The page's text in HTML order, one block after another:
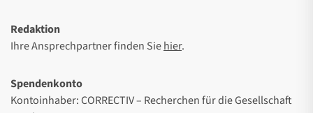
Redaktion
Ihre Ansprechpartner finden Siehier.
Spendenkonto
Kontoinhaber: CORRECTIV – Recherchen für die Gesellschaft